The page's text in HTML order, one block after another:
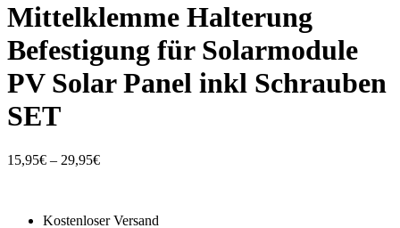
Mittelklemme Halterung
Befestigung für Solarmodule
PV Solar Panel inkl Schrauben
SET
15,95€ – 29,95€Preisspanne:
Kostenloser Versand